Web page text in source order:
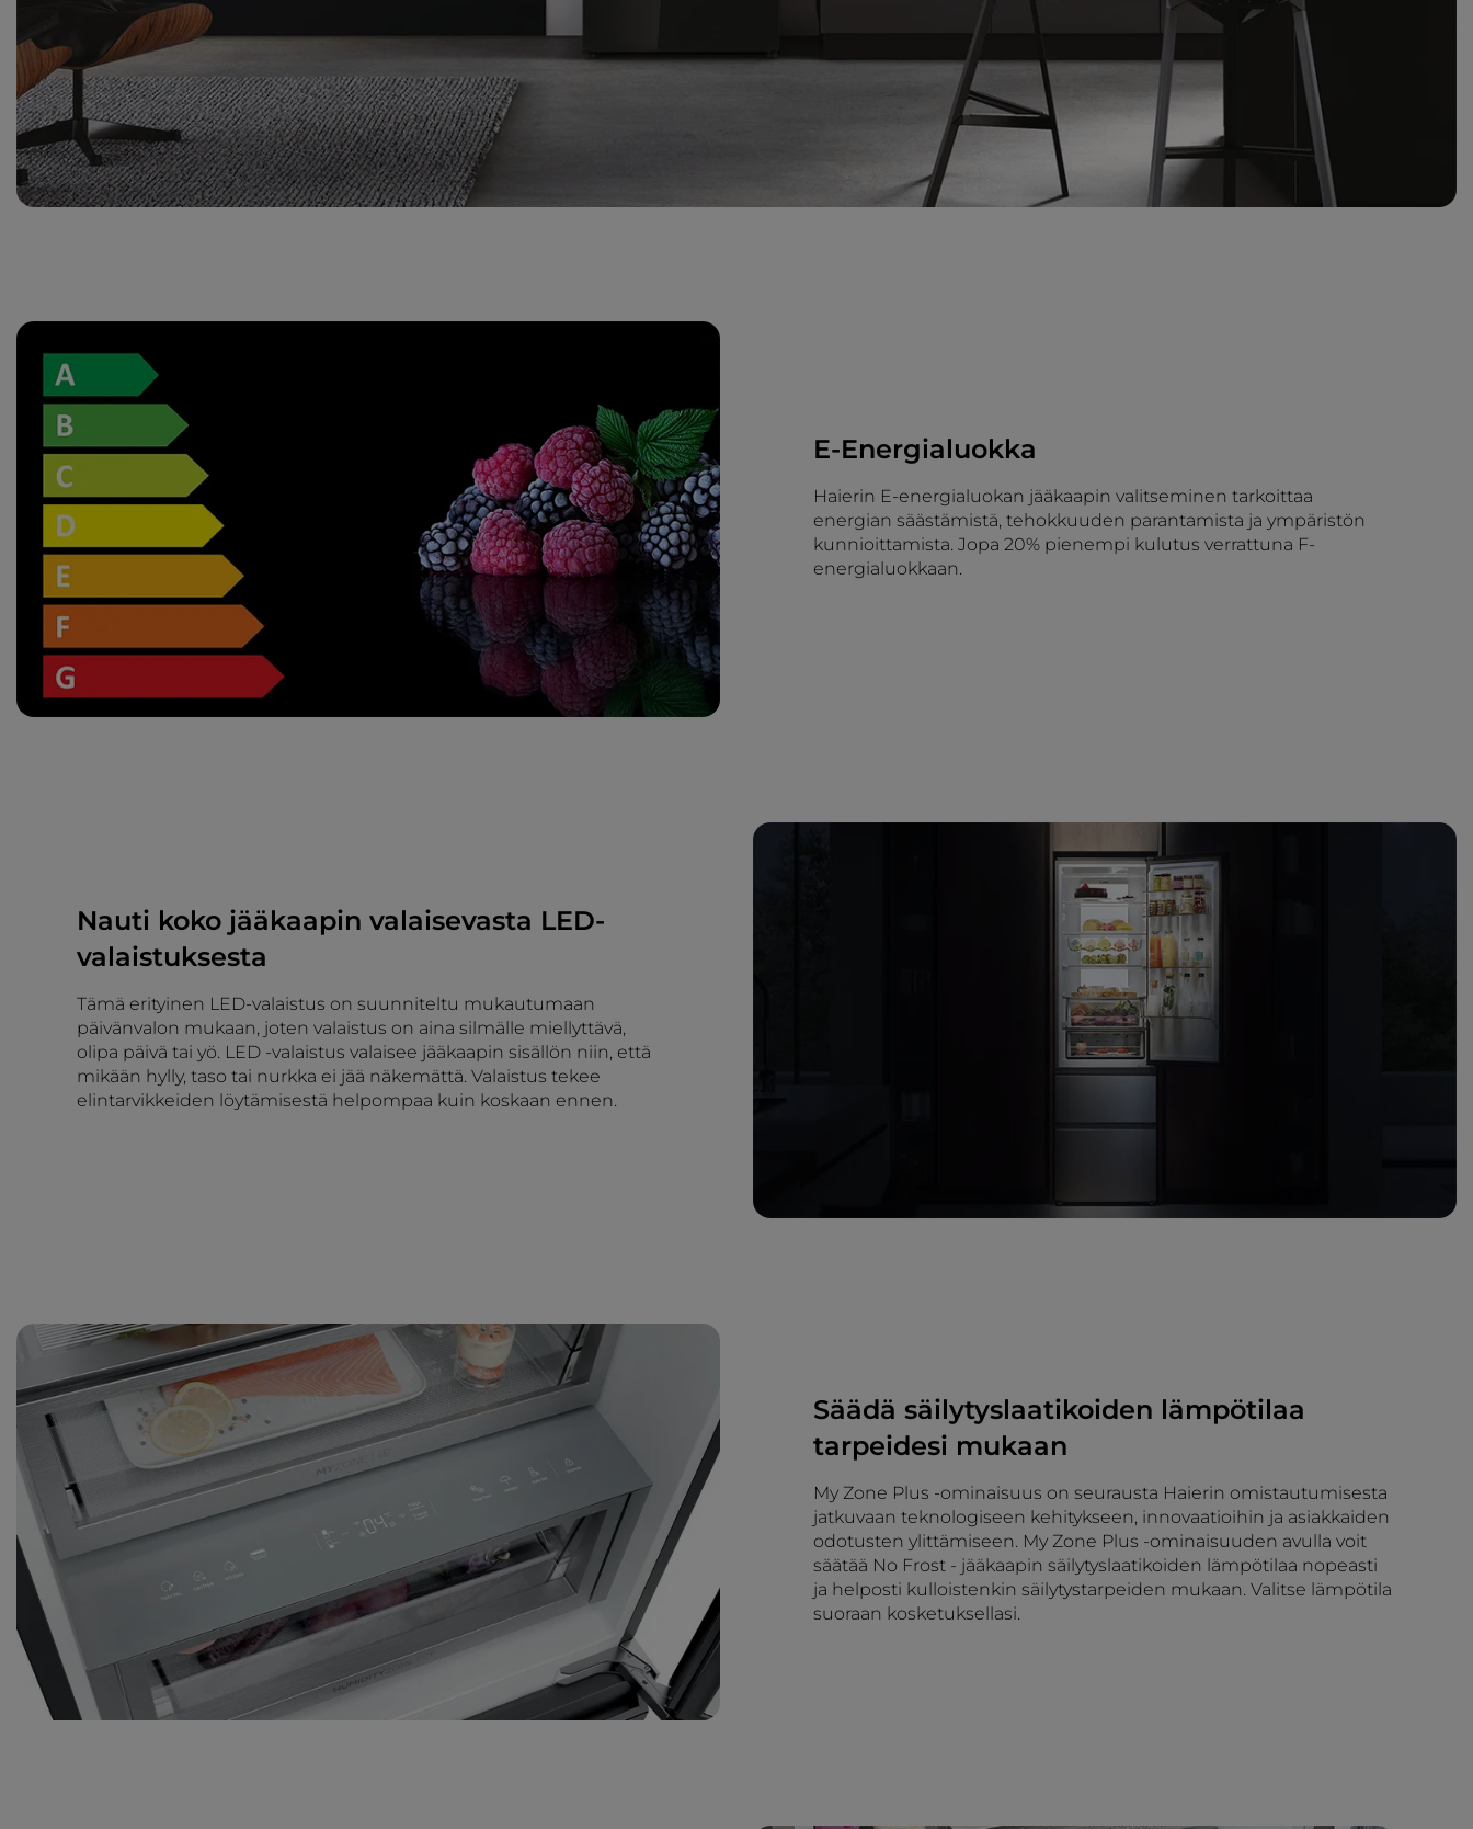
E-Energialuokka
Haierin E-energialuokan jääkaapin valitseminen tarkoittaa
energian säästämistä, tehokkuuden parantamista ja ympäristön
kunnioittamista. Jopa 20% pienempi kulutus verrattuna F-
energialuokkaan.
Nauti koko jääkaapin valaisevasta LED-
valaistuksesta
Tämä erityinen LED-valaistus on suunniteltu mukautumaan
päivänvalon mukaan, joten valaistus on aina silmälle miellyttävä,
olipa päivä tai yö. LED -valaistus valaisee jääkaapin sisällön niin, että
mikään hylly, taso tai nurkka ei jää näkemättä. Valaistus tekee
elintarvikkeiden löytämisestä helpompaa kuin koskaan ennen.
Säädä säilytyslaatikoiden lämpötilaa
tarpeidesi mukaan
My Zone Plus -ominaisuus on seurausta Haierin omistautumisesta
jatkuvaan teknologiseen kehitykseen, innovaatioihin ja asiakkaiden
odotusten ylittämiseen. My Zone Plus -ominaisuuden avulla voit
säätää No Frost - jääkaapin säilytyslaatikoiden lämpötilaa nopeasti
ja helposti kulloistenkin säilytystarpeiden mukaan. Valitse lämpötila
suoraan kosketuksellasi.